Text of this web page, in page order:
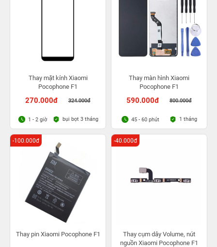
Thay mặt kính Xiaomi
Pocophone F1
270.000đ 324.000đ
1 - 2 giờ bụi bọt 3 tháng
Thay màn hình Xiaomi
Pocophone F1
590.000đ 800.000đ
45 - 60 phút 1 tháng
Thay pin Xiaomi Pocophone F1
-100.000đ
Thay cụm dây Volume, nút
nguồn Xiaomi Pocophone F1
-40.000đ